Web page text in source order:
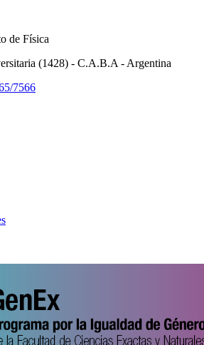
de Física
(1428) - C.A.B.A - Argentina
7566